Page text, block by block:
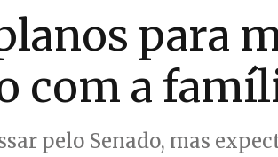
para
com a
pelo Senado, mas